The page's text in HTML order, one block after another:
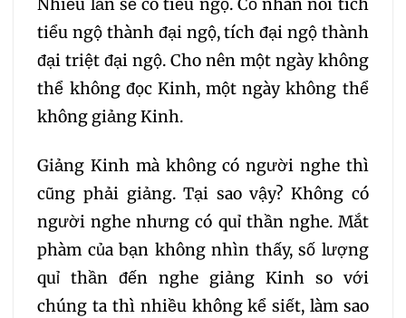
Nhiều lần sẽ có tiểu ngộ. Cổ nhân nói tích
tiểu ngộ thành đại ngộ, tích đại ngộ thành
đại triệt đại ngộ. Cho nên một ngày không
thể không đọc Kinh, một ngày không thể
không giảng Kinh.
Giảng Kinh mà không có người nghe thì
cũng phải giảng. Tại sao vậy? Không có
người nghe nhưng có quỉ thần nghe. Mắt
phàm của bạn không nhìn thấy, số lượng
quỉ thần đến nghe giảng Kinh so với
chúng ta thì nhiều không kể siết, làm sao